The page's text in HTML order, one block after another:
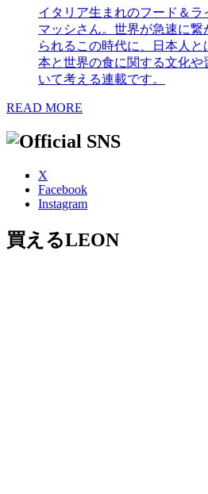
イタリア生まれのフード＆ラ
マッシさん。世界が急速に
られるこの時代に、日本人と
本と世界の食に関する文化
いて考える連載です。
READ MORE
X
Facebook
Instagram
買えるLEON